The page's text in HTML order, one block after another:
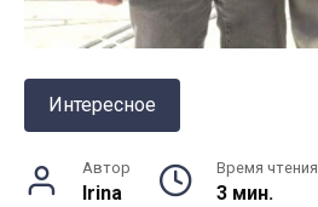
Интересное
Автор
Irina
Время чтения
3 мин.